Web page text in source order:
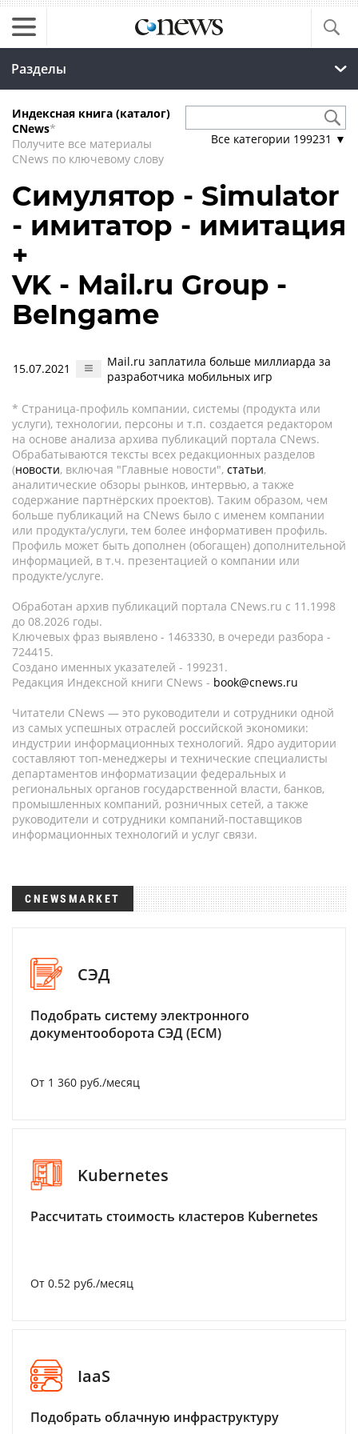
Разделы
Индексная книга (каталог)
CNews*
Получите все материалы
CNews по ключевому слову
Все категории 199231 ▼
Симулятор - Simulator
- имитатор - имитация
+
VK - Mail.ru Group -
BeIngame
15.07.2021
Mail.ru заплатила больше миллиарда за
разработчика мобильных игр
* Страница-профиль компании, системы (продукта или
услуги), технологии, персоны и т.п. создается редактором
на основе анализа архива публикаций портала CNews.
Обрабатываются тексты всех редакционных разделов
(новости, включая "Главные новости", статьи,
аналитические обзоры рынков, интервью, а также
содержание партнёрских проектов). Таким образом, чем
больше публикаций на CNews было с именем компании
или продукта/услуги, тем более информативен профиль.
Профиль может быть дополнен (обогащен) дополнительной
информацией, в т.ч. презентацией о компании или
продукте/услуге.
Обработан архив публикаций портала CNews.ru c 11.1998
до 08.2026 годы.
Ключевых фраз выявлено - 1463330, в очереди разбора -
724415.
Создано именных указателей - 199231.
Редакция Индексной книги CNews - book@cnews.ru
Читатели CNews — это руководители и сотрудники одной
из самых успешных отраслей российской экономики:
индустрии информационных технологий. Ядро аудитории
составляют топ-менеджеры и технические специалисты
департаментов информатизации федеральных и
региональных органов государственной власти, банков,
промышленных компаний, розничных сетей, а также
руководители и сотрудники компаний-поставщиков
информационных технологий и услуг связи.
CNEWSMARKET
СЭД
Подобрать систему электронного
документооборота СЭД (ECM)
От 1 360 руб./месяц
Kubernetes
Рассчитать стоимость кластеров Kubernetes
От 0.52 руб./месяц
IaaS
Подобрать облачную инфраструктуру